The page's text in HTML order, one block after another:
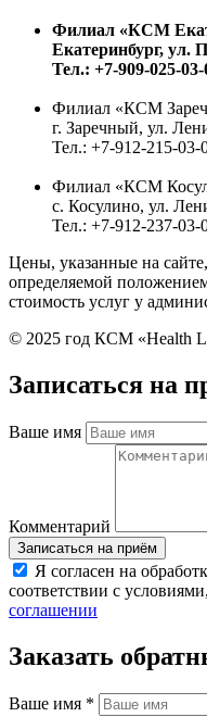
Филиал «КСМ
Екатеринбург, ул.
Тел.: +7-909-025-
Филиал «КСМ
г. Заречный, ул.
Тел.: +7-912-215-03-
Филиал «КСМ
с. Косулино, ул.
Тел.: +7-912-237-03-
Цены, указанные на
определяемой
стоимость услуг у
© 2025 год КСМ «Health
Записаться на
Ваше имя
Комментарий
Я согласен на
соответствии с
соглашении
Заказать
Ваше имя *